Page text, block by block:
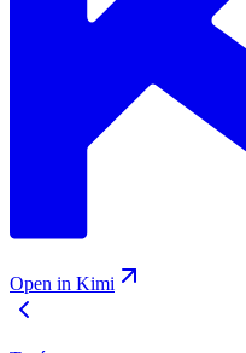
Open in Kimi